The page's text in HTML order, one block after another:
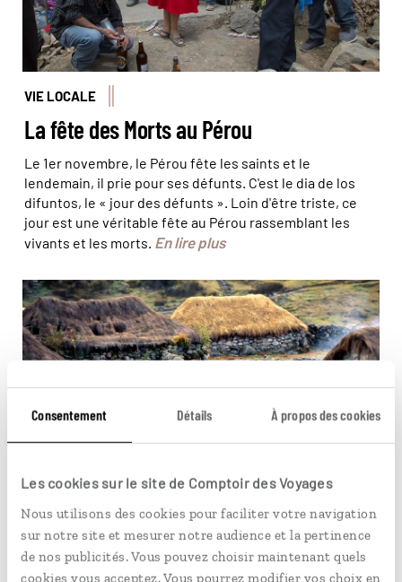
Consentement Détails À propos des cookies
Les cookies sur le site de Comptoir des Voyages
Nous utilisons des cookies pour faciliter votre navigation
sur notre site et mesurer notre audience et la pertinence
de nos publicités. Vous pouvez choisir maintenant quels
cookies vous acceptez. Vous pourrez modifier vos choix en
VIE LOCALE
La fête des Morts au Pérou
Le 1er novembre, le Pérou fête les saints et le
lendemain, il prie pour ses défunts. C'est le dia de los
difuntos, le « jour des défunts ». Loin d'être triste, ce
jour est une véritable fête au Pérou rassemblant les
vivants et les morts. En lire plus
Q'ero © Sergio Pessolano
VIE LOCALE
Q’ero, la dernière communauté Inca
Les Q'ero forment une communautés que d'aucuns